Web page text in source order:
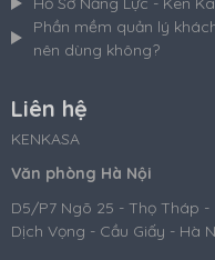
Phần mềm quản lý
nên dùng không?
Liên hệ
KENKASA
Văn phòng Hà Nội
D5/P7 Ngõ 25 - Thọ Tháp -
Dịch Vọng - Cầu Giấy - Hà